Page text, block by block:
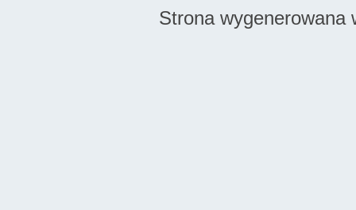
Strona wygenerowana